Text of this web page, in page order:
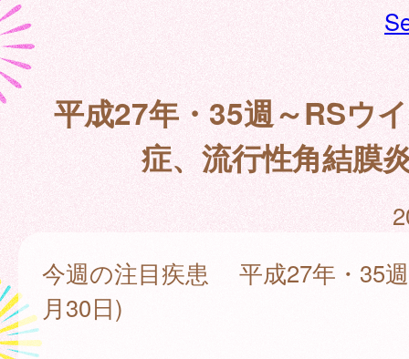
平成27年・35週～RSウ
症、流行性角結膜
今週の注目疾患 平成27年・35
月30日)